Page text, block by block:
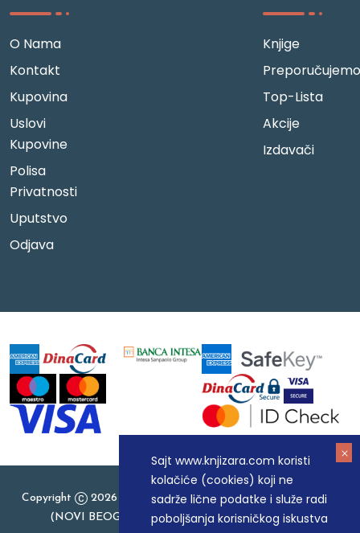
Sajt www.knjizara.com koristi
kolačiće (cookies) koji ne
sadrže lične podatke i služe radi
poboljšanja korisničkog iskustva
O Nama
Kontakt
Kupovina
Uslovi
Kupovine
Polisa
Privatnosti
Uputstvo
Odjava
Knjige
Preporučujemo
Top-Lista
Akcije
Izdavači
Copyright
2026 Knjizara.com - MAKART DOO BEOGRAD
(NOVI BEOGRAD), PIB: 105184104, MB: 20337524